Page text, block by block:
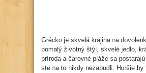
Grécko je skvelá krajina na
pomalý životný štýl, skvelé jedlo,
príroda a čarovné pláže sa
ste na to nikdy nezabudli. Horšie by